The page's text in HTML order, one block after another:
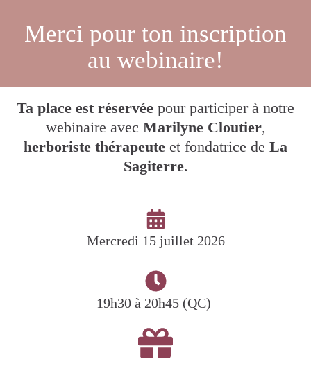
Merci pour ton inscription
au webinaire!
Ta place est réservée pour participer à notre
webinaire avec Marilyne Cloutier,
herboriste thérapeute et fondatrice de La
Sagiterre.
Mercredi 15 juillet 2026
19h30 à 20h45 (QC)